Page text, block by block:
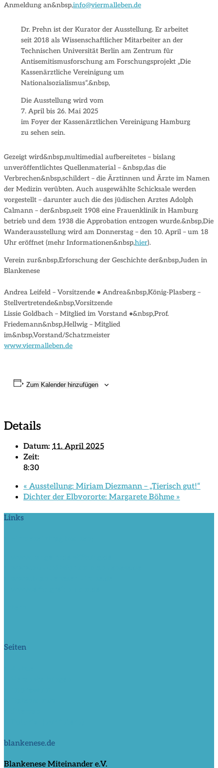
Anmeldung an&nbsp,info@viermalleben.de
Dr. Prehn ist der Kurator der Ausstellung. Er arbeitet
seit 2018 als Wissenschaftlicher Mitarbeiter an der
Technischen Universität Berlin am Zentrum für
Antisemitismusforschung am Forschungsprojekt „Die
Kassenärztliche Vereinigung um
Nationalsozialismus“.&nbsp,
Die Ausstellung wird vom
7. April bis 26. Mai 2025
im Foyer der Kassenärztlichen Vereinigung Hamburg
zu sehen sein.
Gezeigt wird&nbsp,multimedial aufbereitetes – bislang
unveröffentlichtes Quellenmaterial – &nbsp,das die
Verbrechen&nbsp,schildert – die Ärztinnen und Ärzte im Namen
der Medizin verübten. Auch ausgewählte Schicksale werden
vorgestellt – darunter auch die des jüdischen Arztes Adolph
Calmann – der&nbsp,seit 1908 eine Frauenklinik in Hamburg
betrieb und dem 1938 die Approbation entzogen wurde.&nbsp,Die
Wanderausstellung wird am Donnerstag – den 10. April – um 18
Uhr eröffnet (mehr Informationen&nbsp,hier).
Verein zur&nbsp,Erforschung der Geschichte der&nbsp,Juden in
Blankenese
Andrea Leifeld – Vorsitzende ● Andrea&nbsp,König-Plasberg –
Stellvertretende&nbsp,Vorsitzende
Lissie Goldbach – Mitglied im Vorstand ●&nbsp,Prof.
Friedemann&nbsp,Hellwig – Mitglied
im&nbsp,Vorstand/Schatzmeister
www.viermalleben.de
Zum Kalender hinzufügen
Details
Datum: 11. April 2025
Zeit:
8:30
« Ausstellung: Miriam Diezmann – „Tierisch gut!“
Dichter der Elbvororte: Margarete Böhme »
Links
Seiten
blankenese.de
Blankenese Miteinander e.V.